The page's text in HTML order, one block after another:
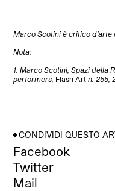
Marco Scotini è critico
Nota:
1. Marco Scotini, Spazi della
performers, Flash Artn. 255,
CONDIVIDI QUESTO
Facebook
Twitter
Mail